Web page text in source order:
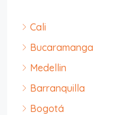
Cali
Bucaramanga
Medellin
Barranquilla
Bogotá